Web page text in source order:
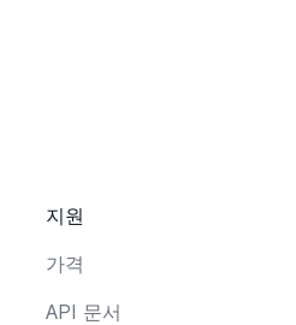
지원
가격
API 문서